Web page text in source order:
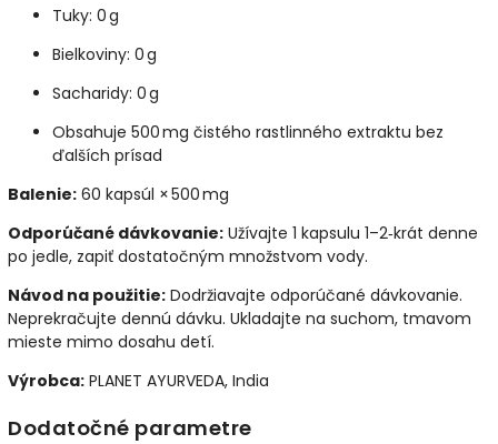
Tuky: 0 g
Bielkoviny: 0 g
Sacharidy: 0 g
Obsahuje 500 mg čistého rastlinného extraktu bez
ďalších prísad
Balenie: 60 kapsúl × 500 mg
Odporúčané dávkovanie: Užívajte 1 kapsulu 1–2‑krát denne
po jedle, zapiť dostatočným množstvom vody.
Návod na použitie: Dodržiavajte odporúčané dávkovanie.
Neprekračujte dennú dávku. Ukladajte na suchom, tmavom
mieste mimo dosahu detí.
Výrobca: PLANET AYURVEDA, India
Dodatočné parametre